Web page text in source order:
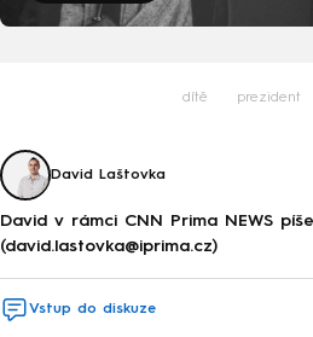
dítě prezident
David Laštovka
David v rámci CNN Prima NEWS
(david.lastovka@iprima.cz)
Vstup do diskuze